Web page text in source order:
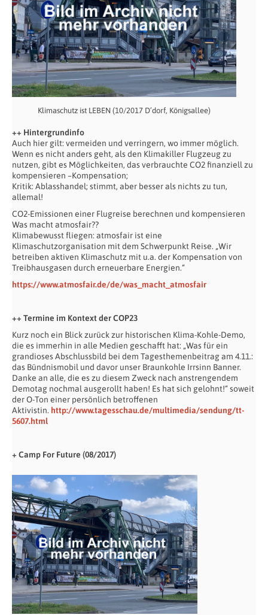
Klimaschutz ist LEBEN (10/2017 D’dorf, Königsallee)
++ Hintergrundinfo
Auch hier gilt: vermeiden und verringern, wo immer möglich.
Wenn es nicht anders geht, als den Klimakiller Flugzeug zu
nutzen, gibt es Möglichkeiten, das verbrauchte CO2 finanziell zu
kompensieren –Kompensation;
Kritik: Ablasshandel; stimmt, aber besser als nichts zu tun,
allemal!
CO2-Emissionen einer Flugreise berechnen und kompensieren
Was macht atmosfair??
Klimabewusst fliegen: atmosfair ist eine
Klimaschutzorganisation mit dem Schwerpunkt Reise. „Wir
betreiben aktiven Klimaschutz mit u.a. der Kompensation von
Treibhausgasen durch erneuerbare Energien.“
https://www.atmosfair.de/de/was_macht_atmosfair
++ Termine im Kontext der COP23
Kurz noch ein Blick zurück zur historischen Klima-Kohle-Demo,
die es immerhin in alle Medien geschafft hat: „Was für ein
grandioses Abschlussbild bei dem Tagesthemenbeitrag am 4.11.:
das Bündnismobil und davor unser Braunkohle Irrsinn Banner.
Danke an alle, die es zu diesem Zweck nach anstrengendem
Demotag nochmal ausgerollt haben! Es hat sich gelohnt!“ soweit
der O-Ton einer persönlich betroffenen
Aktivistin. http://www.tagesschau.de/multimedia/sendung/tt-
5607.html
+ Camp For Future (08/2017)